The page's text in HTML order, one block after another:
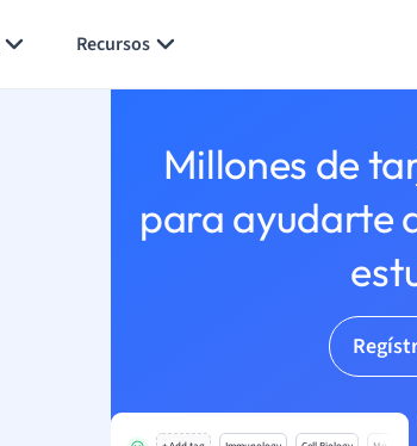
Recursos
Millones de
para ayudarte